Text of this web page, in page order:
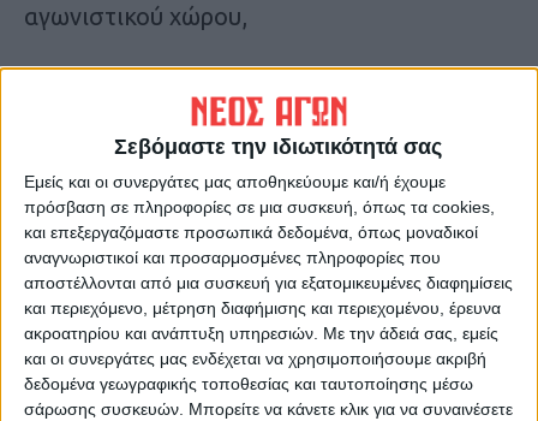
Σεβόμαστε την ιδιωτικότητά σας
Εμείς και οι συνεργάτες μας αποθηκεύουμε και/ή έχουμε
πρόσβαση σε πληροφορίες σε μια συσκευή, όπως τα cookies,
και επεξεργαζόμαστε προσωπικά δεδομένα, όπως μοναδικοί
αναγνωριστικοί και προσαρμοσμένες πληροφορίες που
αποστέλλονται από μια συσκευή για εξατομικευμένες διαφημίσεις
και περιεχόμενο, μέτρηση διαφήμισης και περιεχομένου, έρευνα
ακροατηρίου και ανάπτυξη υπηρεσιών. Με την άδειά σας, εμείς
και οι συνεργάτες μας ενδέχεται να χρησιμοποιήσουμε ακριβή
δεδομένα γεωγραφικής τοποθεσίας και ταυτοποίησης μέσω
σάρωσης συσκευών. Μπορείτε να κάνετε κλικ για να συναινέσετε
αγωνιστικού χώρου,
αποκλειστικώς την ευθύνη για την
αποκατάσταση οποιασδήποτε ζημιάς
προκληθεί είτε στο χλοοτάπητα είτε στο
ταρτάν είτε στις εγκαταστάσεις του
σταδίου, είτε από τον ίδιο και τα μέλη
ολόκληρης της ομάδας του που θα
συμμετάσχει στη συναυλία, είτε από το
κοινό το οποίο θα παρακολουθήσει τη
συναυλία . Σε περίπτωση που η ζημιά του
χλοοτάπητα δεν αποκαθίσταται o